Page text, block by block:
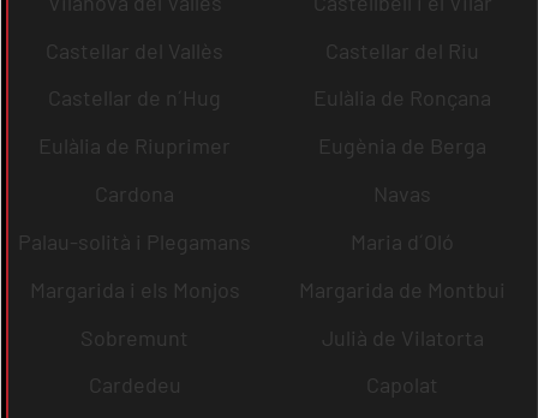
Castellar del Vallès
Castellar del Riu
Castellar de n´Hug
Eulàlia de Ronçana
Eulàlia de Riuprimer
Eugènia de Berga
Cardona
Navas
Palau-solità i Plegamans
Maria d´Oló
Margarida i els Monjos
Margarida de Montbui
Sobremunt
Julià de Vilatorta
Cardedeu
Capolat